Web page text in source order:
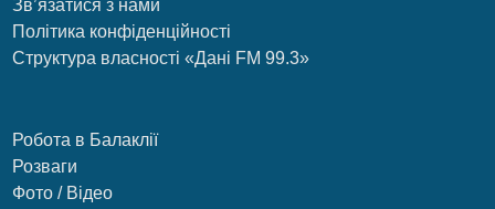
Зв’язатися з нами
Політика конфіденційності
Структура власності «Дані FM 99.3»
Робота в Балаклії
Розваги
Фото / Відео